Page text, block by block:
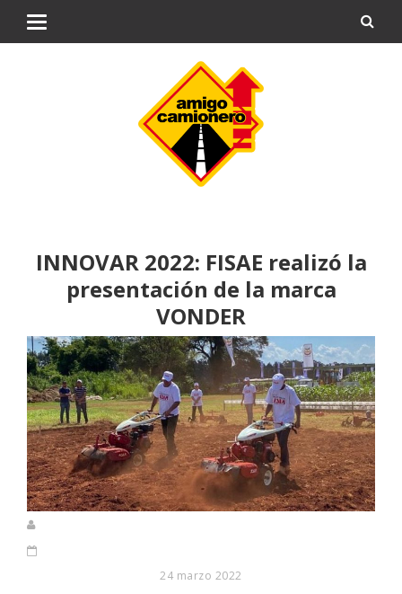
INNOVAR 2022: FISAE realizó la
presentación de la marca
VONDER
24 marzo 2022